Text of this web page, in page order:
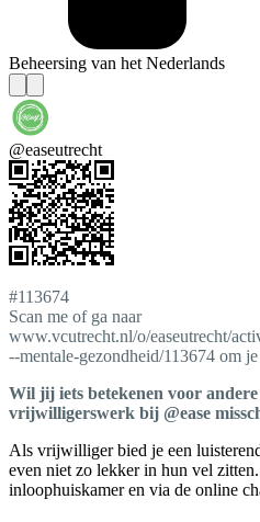
Beheersing van het Nederlands
@easeutrecht
#113674
Scan me of ga naar
www.vcutrecht.nl/o/easeutrecht/
--mentale-gezondheid/113674 om
Wil jij iets betekenen voor
vrijwilligerswerk bij @ease
Als vrijwilliger bied je een
even niet zo lekker in hun vel
inloophuiskamer en via de online